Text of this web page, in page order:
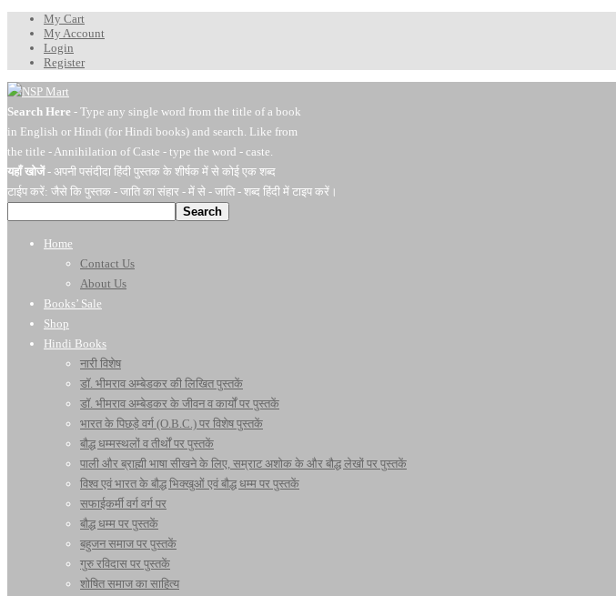
My Cart
My Account
Login
Register
Search Here - Type any single word from the title of a book
in English or Hindi (for Hindi books) and search. Like from
the title - Annihilation of Caste - type the word - caste.
यहाँ खोजें- अपनी पसंदीदा हिंदी पुस्तक के शीर्षक में से कोई एक शब्द
टाईप करें: जैसे कि पुस्तक - जाति का संहार - में से - जाति - शब्द हिंदी में टाइप करें।
Search
Home
Contact Us
About Us
Books’ Sale
Shop
Hindi Books
नारी विशेष
डॉ. भीमराव अम्बेडकर की लिखित पुस्तकें
डॉ. भीमराव अम्बेडकर के जीवन व कार्यों पर पुस्तकें
भारत के पिछड़े वर्ग (O.B.C.) पर विशेष पुस्तकें
बौद्ध धम्मस्थलों व तीर्थों पर पुस्तकें
पाली और ब्राह्मी भाषा सीखने के लिए, सम्राट अशोक के और बौद्ध लेखों पर पुस्तकें
विश्व एवं भारत के बौद्ध भिक्खुओं एवं बौद्ध धम्म पर पुस्तकें
सफाईकर्मी वर्ग वर्ग पर
बौद्ध धम्म पर पुस्तकें
बहुजन समाज पर पुस्तकें
गुरु रविदास पर पुस्तकें
शोषित समाज का साहित्य